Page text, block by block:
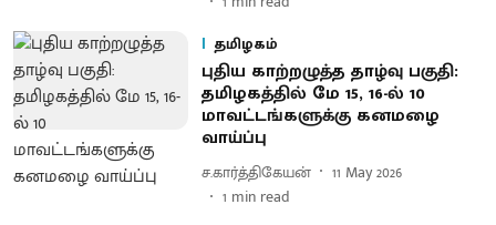
தமிழகம்
புதிய காற்றழுத்த தாழ்வு பகுதி:
தமிழகத்தில் மே 15, 16-ல் 10
மாவட்டங்களுக்கு கனமழை
வாய்ப்பு
ச.கார்த்திகேயன்
11 May 2026
1 min read